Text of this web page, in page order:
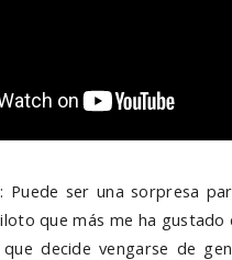
Puede ser una sorpresa
que más me ha
que decide vengarse de